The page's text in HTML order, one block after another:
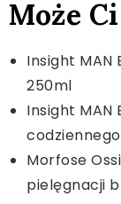
Może
Insight
250ml
Insight MAN
Morfose
pielęgnacji